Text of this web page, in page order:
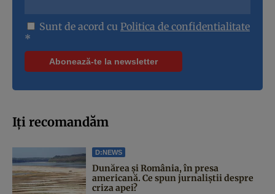
Sunt de acord cu Politica de confidentialitate
*
Iți recomandăm
D:NEWS
Dunărea și România, în presa
americană. Ce spun jurnaliștii despre
criza apei?